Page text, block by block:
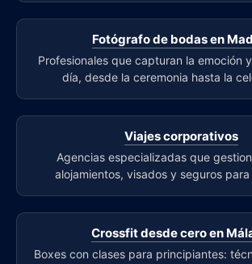
Fotógrafo de bodas en
Profesionales que capturan la emoción
día, desde la ceremonia hasta la
Viajes corporativos
Agencias especializadas que
alojamientos, visados y seguros
Crossfit desde cero en
Boxes con clases para principiantes: